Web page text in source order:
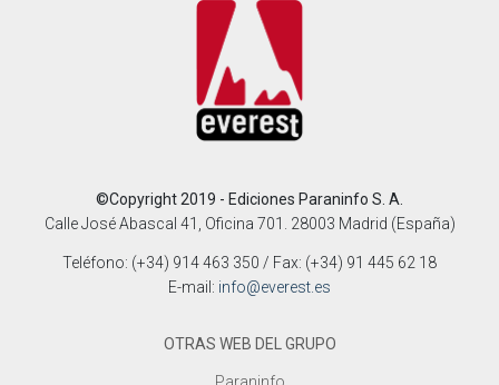
©Copyright 2019 - Ediciones Paraninfo S. A.
Calle José Abascal 41, Oficina 701. 28003 Madrid (España)
Teléfono: (+34) 914 463 350 / Fax: (+34) 91 445 62 18
E-mail: info@everest.es
OTRAS WEB DEL GRUPO